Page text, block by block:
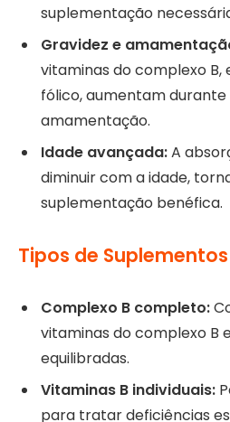
suplementação
Gravidez e
vitaminas do complexo
fólico, aumentam durante
amamentação.
Idade avançada:A
diminuir com a idade,
suplementação benéfica.
Tipos de
Complexo B completo:
vitaminas do complexo B
equilibradas.
Vitaminas B individuais:
para tratar deficiências